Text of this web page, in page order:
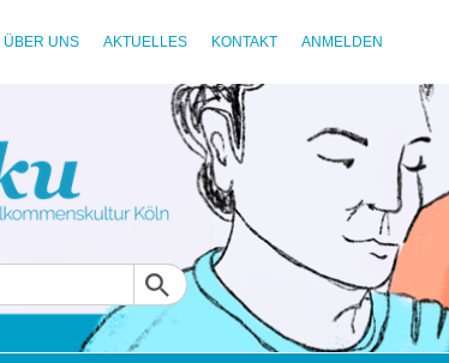
ÜBER UNS AKTUELLES KONTAKT ANMELDEN